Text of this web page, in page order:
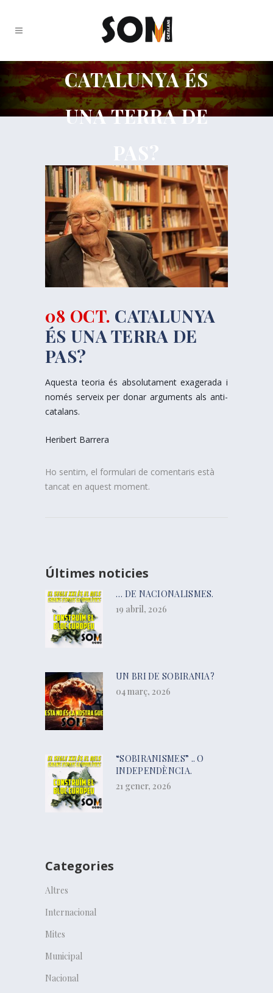
CATALUNYA ÉS
UNA TERRA DE
08 OCT. CATALUNYA
ÉS UNA TERRA DE
PAS?
Aquesta teoria és absolutament exagerada i
només serveix per donar arguments als anti-
catalans.
Heribert Barrera
Ho sentim, el formulari de comentaris està
tancat en aquest moment.
Últimes noticies
… DE NACIONALISMES.
19 abril, 2026
UN BRI DE SOBIRANIA?
04 març, 2026
“SOBIRANISMES” .. O
INDEPENDÈNCIA.
21 gener, 2026
Categories
Altres
Internacional
Mites
Municipal
Nacional